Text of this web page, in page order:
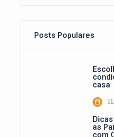
Posts Populares
casa
as
com